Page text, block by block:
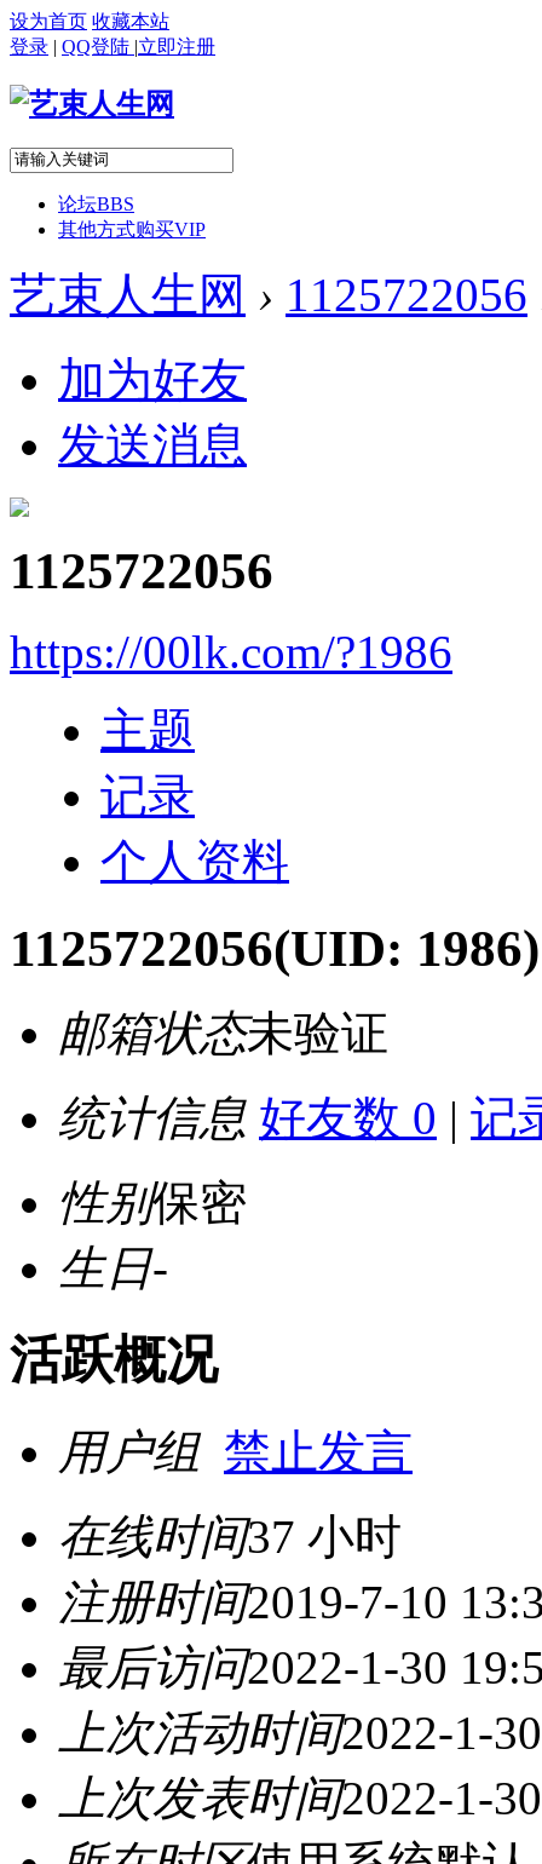
设为首页 收藏本站
登录 | QQ登陆 |立即注册
论坛BBS
其他方式购买VIP
艺束人生网 › 1125722056
加为好友
发送消息
1125722056
https://00lk.com/?1986
主题
记录
个人资料
1125722056(UID: 1986)
邮箱状态未验证
统计信息 好友数 0 | 记
性别保密
生日-
活跃概况
用户组 禁止发言
在线时间37 小时
注册时间2019-7-10
最后访问2022-1-30
上次活动时间2022-1-
上次发表时间2022-1-